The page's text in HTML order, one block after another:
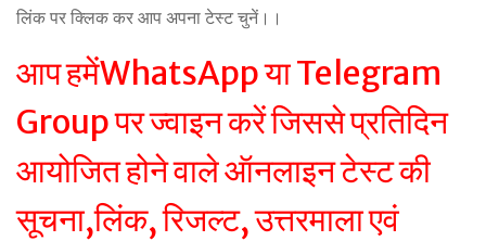
लिंक पर क्लिक कर आप अपना टेस्ट चुनें।।
आप हमेंWhatsApp या Telegram
Group पर ज्वाइन करें जिससे प्रतिदिन
आयोजित होने वाले ऑनलाइन टेस्ट की
सूचना,लिंक, रिजल्ट, उत्तरमाला एवं